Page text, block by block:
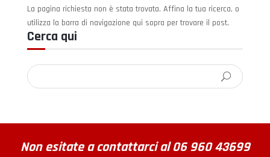
La pagina richiesta non è stata trovata. Affina la tua ricerca, o
utilizza la barra di navigazione qui sopra per trovare il post.
Cerca qui
Non esitate a contattarci al 06 960 43699